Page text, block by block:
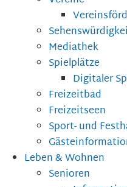
Mediathek
Spielplätze
Digitaler
Freizeitbad
Freizeitseen
Sport- und
Leben & Wohnen
Senioren